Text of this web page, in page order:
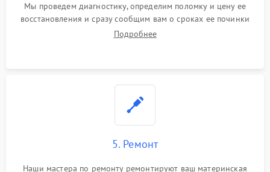
Мы проведем диагностику, определим поломку и цену ее
восстановления и сразу сообщим вам о сроках ее починки
Подробнее
5. Ремонт
Наши мастера по ремонту ремонтируют ваш материнская